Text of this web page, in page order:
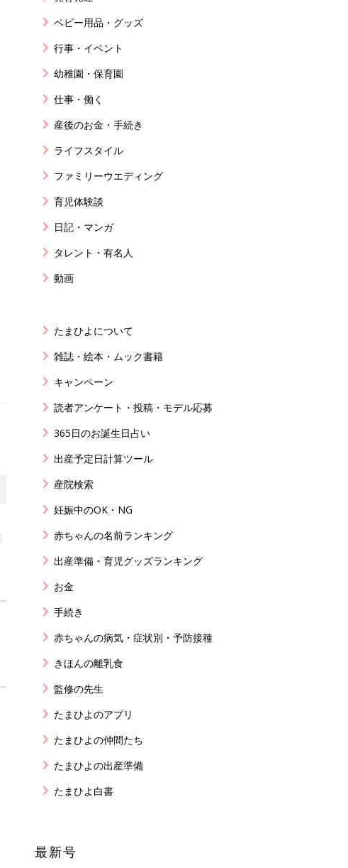
ベビー用品・グッズ
行事・イベント
幼稚園・保育園
仕事・働く
産後のお金・手続き
ライフスタイル
ファミリーウエディング
育児体験談
日記・マンガ
タレント・有名人
動画
たまひよについて
雑誌・絵本・ムック書籍
キャンペーン
読者アンケート・投稿・モデル応募
365日のお誕生日占い
出産予定日計算ツール
産院検索
妊娠中のOK・NG
赤ちゃんの名前ランキング
出産準備・育児グッズランキング
お金
手続き
赤ちゃんの病気・症状別・予防接種
きほんの離乳食
監修の先生
たまひよのアプリ
たまひよの仲間たち
たまひよの出産準備
たまひよ白書
最新号